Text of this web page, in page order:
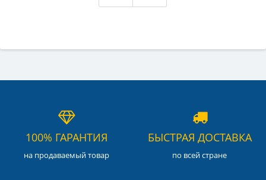
100% ГАРАНТИЯ
на продаваемый товар
БЫСТРАЯ ДОСТАВКА
по всей стране